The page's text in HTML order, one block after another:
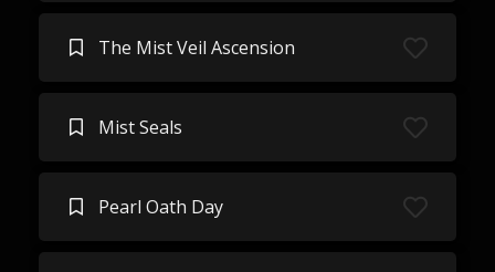
The Mist Veil Ascension
Mist Seals
Pearl Oath Day